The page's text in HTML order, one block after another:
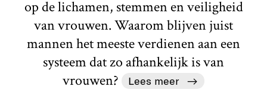
op de lichamen, stemmen en veiligheid
van vrouwen. Waarom blijven juist
mannen het meeste verdienen aan een
systeem dat zo afhankelijk is van
vrouwen?
Lees meer